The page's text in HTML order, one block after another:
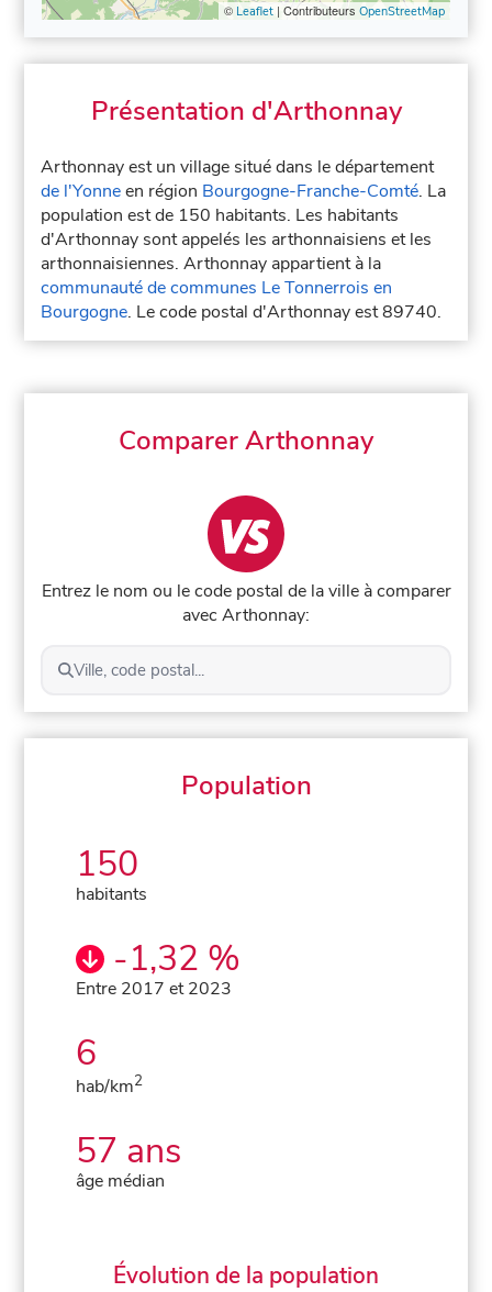
© Leaflet| Contributeurs OpenStreetMap
Présentation d'Arthonnay
Arthonnay est un village situé dans le département
de l'Yonneen région Bourgogne-Franche-Comté. La
population est de 150 habitants. Les habitants
d'Arthonnay sont appelés les arthonnaisiens et les
arthonnaisiennes. Arthonnay appartient à la
communauté de communes Le Tonnerrois en
Bourgogne. Le code postal d'Arthonnay est 89740.
Comparer Arthonnay
Entrez le nom ou le code postal de la ville à comparer
avec Arthonnay:
Ville, code postal...
Population
150
habitants
-1,32 %
Entre 2017 et 2023
6
hab/km2
57 ans
âge médian
Évolution de la population